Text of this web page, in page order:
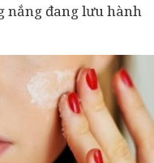
nắng đang lưu hành